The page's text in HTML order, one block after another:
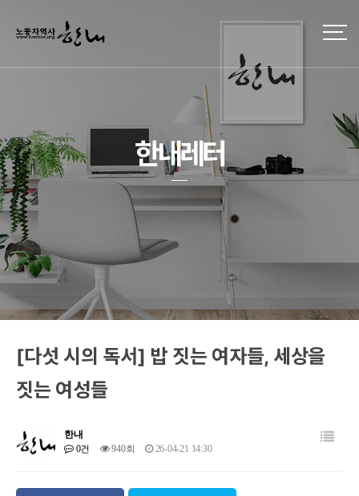
한내레터
[다섯 시의 독서] 밥 짓는 여자들, 세상을
짓는 여성들
한내
0건
940회 26-04-21 14:30